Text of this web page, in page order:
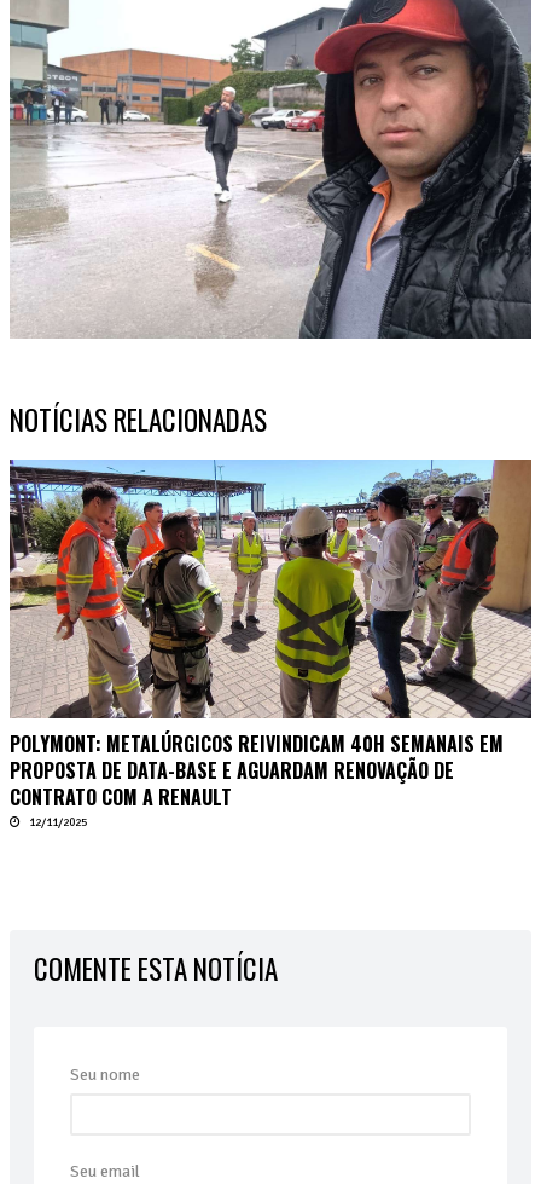
NOTÍCIAS RELACIONADAS
POLYMONT: METALÚRGICOS REIVINDICAM 40H SEMANAIS EM
PROPOSTA DE DATA-BASE E AGUARDAM RENOVAÇÃO DE
CONTRATO COM A RENAULT
12/11/2025
COMENTE ESTA NOTÍCIA
Seu nome
Seu email